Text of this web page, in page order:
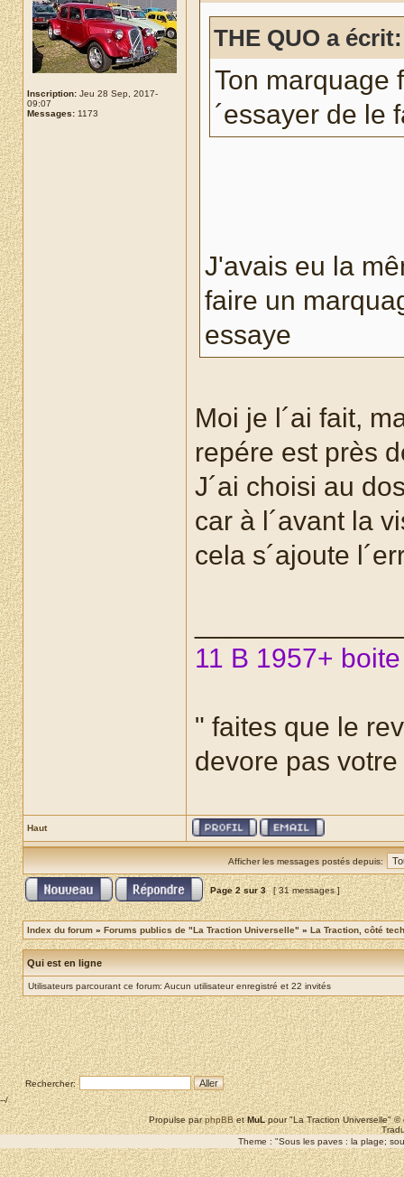
Inscription: Jeu 28 Sep, 2017-
09:07
Messages: 1173
THE QUO a écrit:
Ton marquage
´essayer de le
J'avais eu la
faire un
essaye
Moi je l´ai fait,
repére est près
J´ai choisi au
car à l´avant la
cela s´ajoute
11 B 1957+
" faites que le
devore pas
Haut
Afficher les messages postés depuis:
Page2sur3 [ 31 messages ]
Index du forum » Forums publics de "La Traction Universelle" » La Traction, côté
Qui est en ligne
Utilisateurs parcourant ce forum: Aucun utilisateur enregistré et 22 invités
Rechercher:
--/
Propulse parphpBBetMuLpour "La Traction Universelle"
Theme : "Sous les paves : la plage;